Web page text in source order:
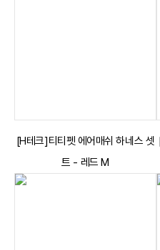
[H테크]티티펫 에어매쉬 하네스 셋
트 - 레드 M